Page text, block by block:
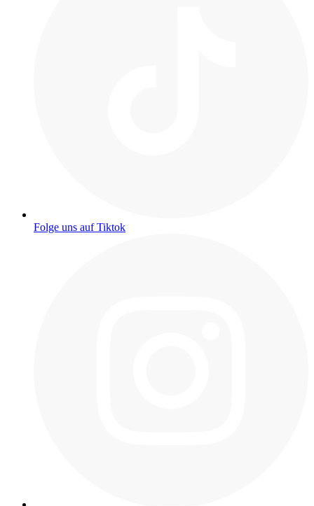
Folge uns auf Tiktok